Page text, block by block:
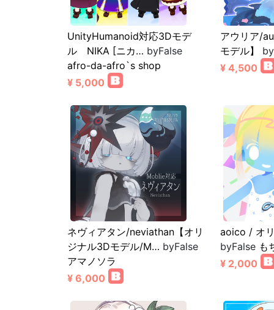
UnityHumanoid対応3Dモデ
ル NIKA [ニカ… byFalse
afro-da-afro`s shop
¥ 5,000
アウリア/
モデル】
¥ 4,500
ネヴィアタン/neviathan【オリ
ジナル3Dモデル/M… byFalse
アマノソラ
¥ 6,000
aoico / オ
byFalse も
¥ 2,000